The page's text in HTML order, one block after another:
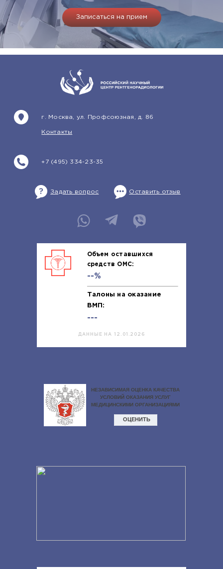
Записаться на прием
+7 (495) 334-23-35
г. Москва, ул. Профсоюзная, д. 86
Контакты
Задать вопрос Оставить отзыв
Объем оставшихся
средств ОМС:
--%
Талоны на оказание
ВМП:
---
ДАННЫЕ НА 12.01.2026